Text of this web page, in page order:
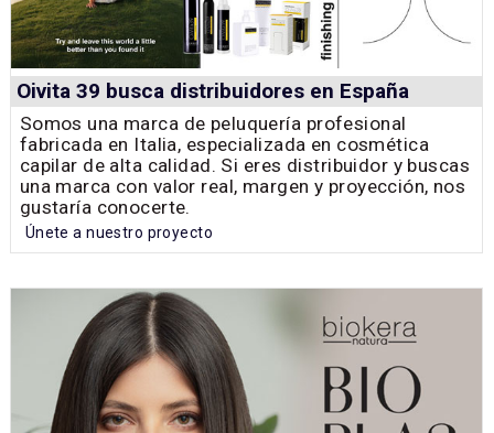
Oivita 39 busca distribuidores en España
Somos una marca de peluquería profesional
fabricada en Italia, especializada en cosmética
capilar de alta calidad. Si eres distribuidor y buscas
una marca con valor real, margen y proyección, nos
gustaría conocerte.
Únete a nuestro proyecto